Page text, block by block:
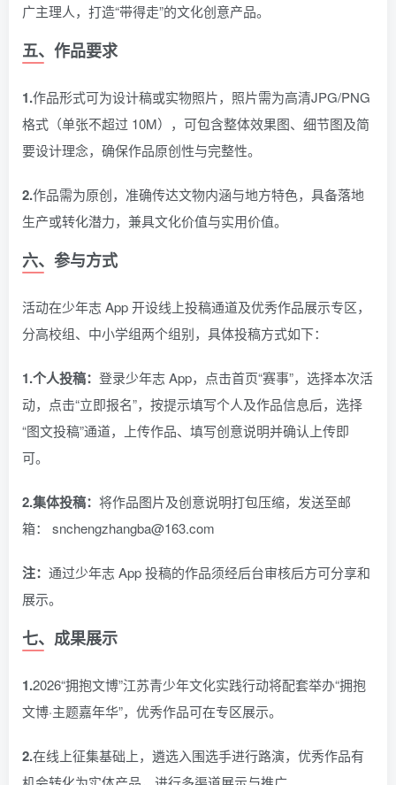
广主理人，打造“带得走”的文化创意产品。
五、作品要求
1.作品形式可为设计稿或实物照片，照片需为高清JPG/PNG
格式（单张不超过 10M），可包含整体效果图、细节图及简
要设计理念，确保作品原创性与完整性。
2.作品需为原创，准确传达文物内涵与地方特色，具备落地
生产或转化潜力，兼具文化价值与实用价值。
六、参与方式
活动在少年志 App 开设线上投稿通道及优秀作品展示专区，
分高校组、中小学组两个组别，具体投稿方式如下：
1.个人投稿： 登录少年志 App，点击首页“赛事”，选择本次活
动，点击“立即报名”，按提示填写个人及作品信息后，选择
“图文投稿”通道，上传作品、填写创意说明并确认上传即
可。
2.集体投稿： 将作品图片及创意说明打包压缩，发送至邮
箱： snchengzhangba@163.com
注： 通过少年志 App 投稿的作品须经后台审核后方可分享和
展示。
七、成果展示
1.2026“拥抱文博”江苏青少年文化实践行动将配套举办“拥抱
文博·主题嘉年华”，优秀作品可在专区展示。
2.在线上征集基础上，遴选入围选手进行路演，优秀作品有